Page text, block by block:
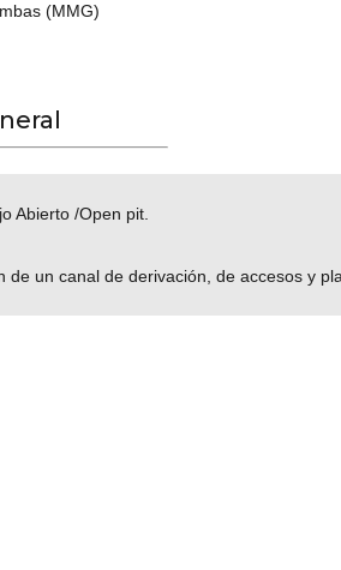
(MMG)
Abierto /Open pit.
de un canal de derivación, de accesos y